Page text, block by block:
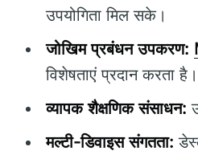
उपयोगिता मिल सके।
जोखिम प्रबंधन उपकरण:
विशेषताएं प्रदान करता है।
व्यापक शैक्षणिक संसाधन:
मल्टी-डिवाइस संगतता: